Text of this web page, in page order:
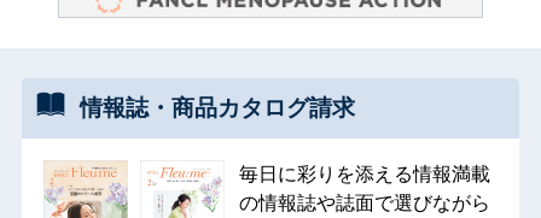
情報誌・ 商品カタログ請求
毎日に彩りを添える情報満載
の情報誌や誌面で選びながら